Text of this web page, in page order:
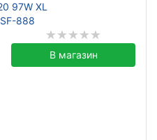
97W XL
888
В магазин